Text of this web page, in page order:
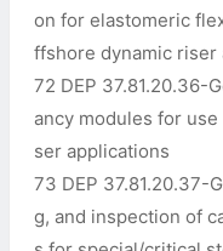
on for elastomeric
ffshore dynamic riser
72 DEP 37.81.20.36-
ancy modules for
ser applications
73 DEP 37.81.20.37-
g, and inspection of